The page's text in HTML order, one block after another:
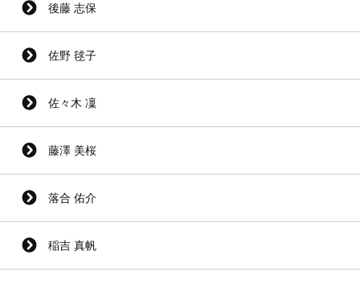
後藤 志保
佐野 毬子
佐々木 凜
藤澤 美桜
落合 佑介
稲吉 真帆